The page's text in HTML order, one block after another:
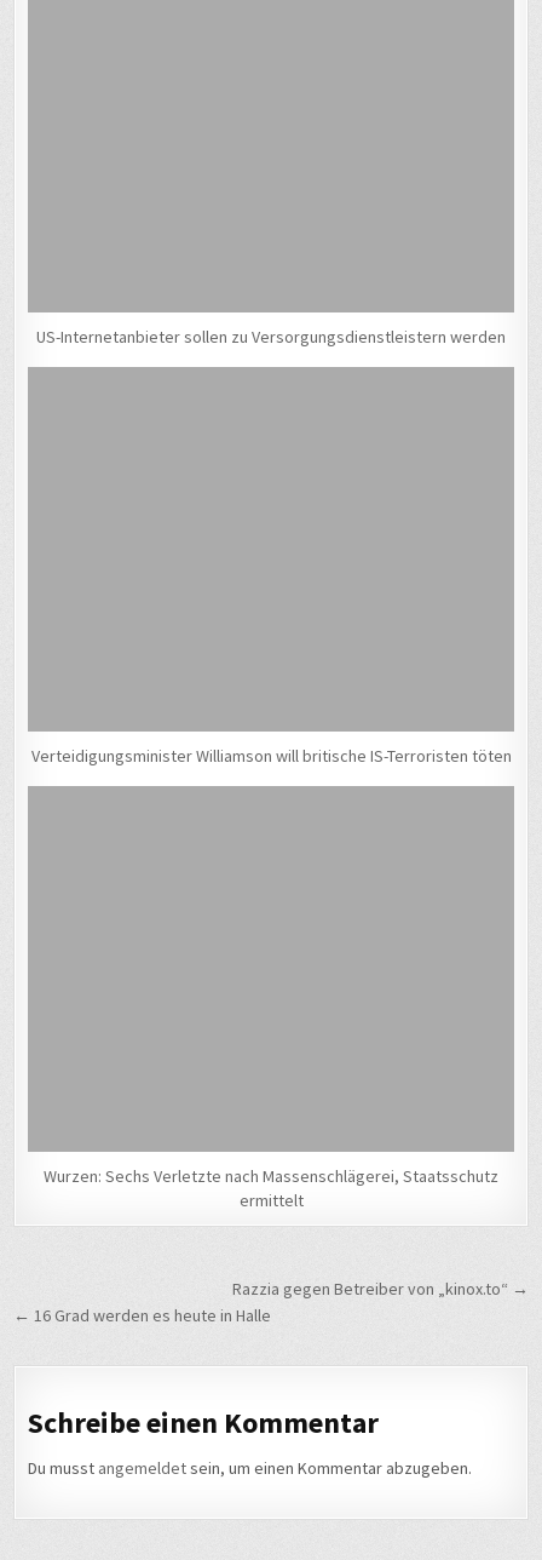
US-Internetanbieter sollen zu Versorgungsdienstleistern werden
Verteidigungsminister Williamson will britische IS-Terroristen töten
Wurzen: Sechs Verletzte nach Massenschlägerei, Staatsschutz
ermittelt
BeitragsnavigationRazzia gegen Betreiber von „kinox.to“ →
← 16 Grad werden es heute in Halle
Schreibe einen Kommentar
Du musst angemeldetsein, um einen Kommentar abzugeben.